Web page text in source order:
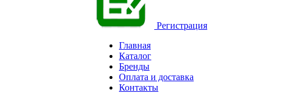
Регистрация
Главная
Каталог
Бренды
Оплата и доставка
Контакты